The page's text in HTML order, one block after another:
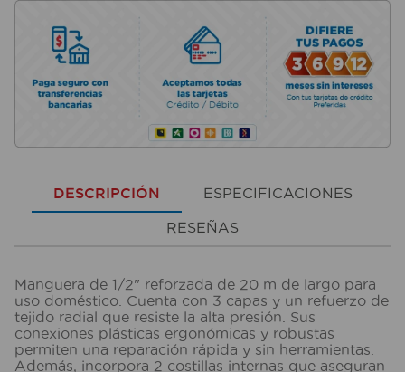
DESCRIPCIÓN ESPECIFICACIONES
RESEÑAS
Manguera de 1/2" reforzada de 20 m de largo para
uso doméstico. Cuenta con 3 capas y un refuerzo de
tejido radial que resiste la alta presión. Sus
conexiones plásticas ergonómicas y robustas
permiten una reparación rápida y sin herramientas.
Además, incorpora 2 costillas internas que aseguran